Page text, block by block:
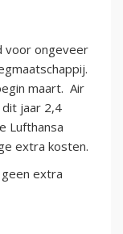
voor ongeveer
maart. Air
dit jaar 2,4
Lufthansa
extra kosten.
extra